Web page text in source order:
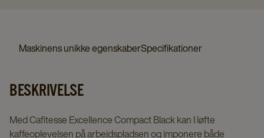
Maskinens unikke egenskaberSpecifikationer
BESKRIVELSE
Med Cafitesse Excellence Compact Black kan I løfte
kaffeoplevelsen på arbejdspladsen og imponere både